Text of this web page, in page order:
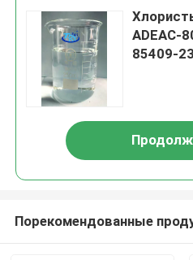
ADEAC-
85409-
Порекомендованные